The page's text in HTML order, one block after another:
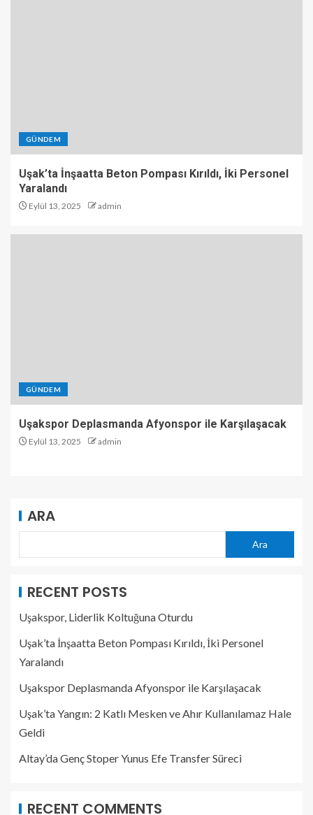
GÜNDEM
Uşak’ta İnşaatta Beton Pompası Kırıldı, İki Personel
Yaralandı
Eylül 13, 2025 admin
GÜNDEM
Uşakspor Deplasmanda Afyonspor ile Karşılaşacak
Eylül 13, 2025 admin
ARA
Ara
RECENT POSTS
Uşakspor, Liderlik Koltuğuna Oturdu
Uşak’ta İnşaatta Beton Pompası Kırıldı, İki Personel
Yaralandı
Uşakspor Deplasmanda Afyonspor ile Karşılaşacak
Uşak’ta Yangın: 2 Katlı Mesken ve Ahır Kullanılamaz Hale
Geldi
Altay’da Genç Stoper Yunus Efe Transfer Süreci
RECENT COMMENTS